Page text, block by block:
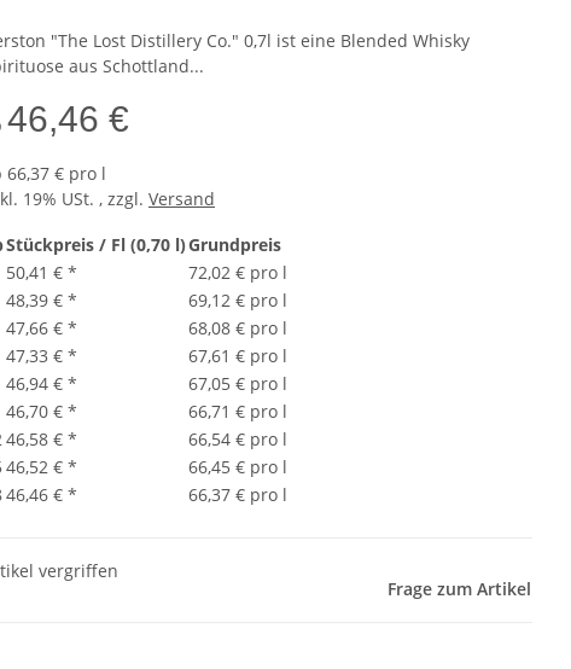
"The Lost Distillery Co." 0,7l ist eine Blended Whisky
aus Schottland...
46,46 €
66,37 € pro l
19% USt. , zzgl. Versand
Stückpreis / Fl (0,70 l)Grundpreis
50,41 € *
72,02 € pro l
48,39 € *
69,12 € pro l
47,66 € *
68,08 € pro l
47,33 € *
67,61 € pro l
46,94 € *
67,05 € pro l
46,70 € *
66,71 € pro l
46,58 € *
66,54 € pro l
46,52 € *
66,45 € pro l
46,46 € * 66,37 € pro l
vergriffen
Frage zum Artikel